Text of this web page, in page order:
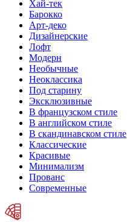
Хай-тек
Барокко
Арт-деко
Дизайнерские
Лофт
Модерн
Необычные
Неоклассика
Под старину
Эксклюзивные
В французском стиле
В английском стиле
В скандинавском стиле
Классические
Красивые
Минимализм
Прованс
Современные